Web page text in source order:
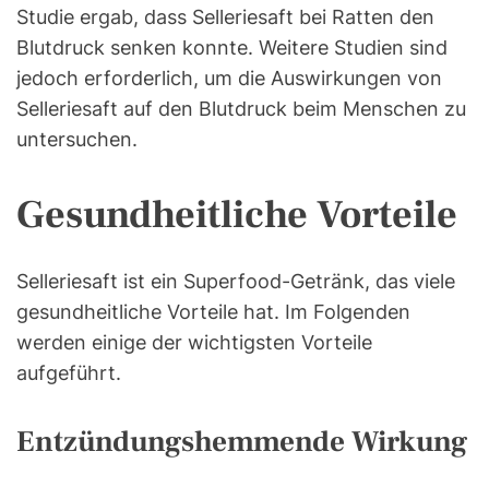
Studie ergab, dass Selleriesaft bei Ratten den
Blutdruck senken konnte. Weitere Studien sind
jedoch erforderlich, um die Auswirkungen von
Selleriesaft auf den Blutdruck beim Menschen zu
untersuchen.
Gesundheitliche Vorteile
Selleriesaft ist ein Superfood-Getränk, das viele
gesundheitliche Vorteile hat. Im Folgenden
werden einige der wichtigsten Vorteile
aufgeführt.
Entzündungshemmende Wirkung